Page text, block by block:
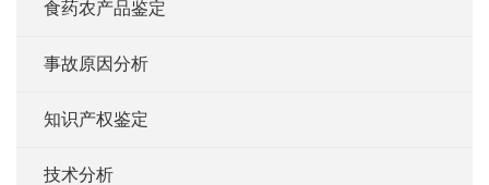
食药农产品鉴定
事故原因分析
知识产权鉴定
技术分析